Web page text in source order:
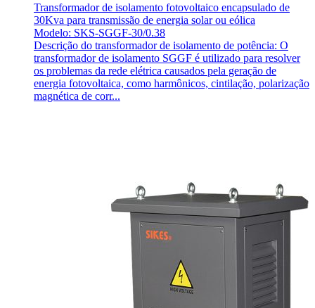
Transformador de isolamento fotovoltaico encapsulado de
30Kva para transmissão de energia solar ou eólica
Modelo: SKS-SGGF-30/0.38
Descrição do transformador de isolamento de potência: O
transformador de isolamento SGGF é utilizado para resolver
os problemas da rede elétrica causados pela geração de
energia fotovoltaica, como harmônicos, cintilação, polarização
magnética de corr...